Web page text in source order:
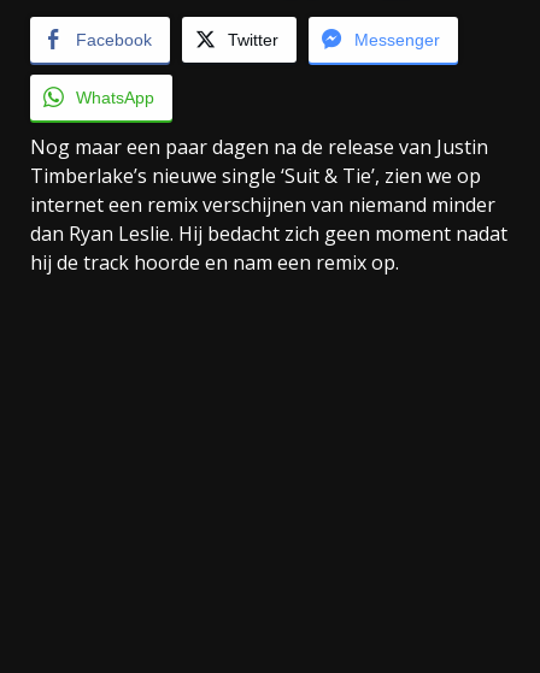
Facebook Twitter Messenger
WhatsApp
Nog maar een paar dagen na de release van Justin
Timberlake’s nieuwe single ‘Suit & Tie’, zien we op
internet een remix verschijnen van niemand minder
dan Ryan Leslie. Hij bedacht zich geen moment nadat
hij de track hoorde en nam een remix op.